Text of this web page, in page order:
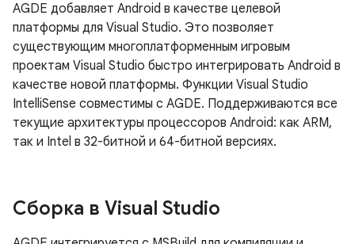
AGDE добавляет Android в качестве целевой
платформы для Visual Studio. Это позволяет
существующим многоплатформенным игровым
проектам Visual Studio быстро интегрировать Android в
качестве новой платформы. Функции Visual Studio
IntelliSense совместимы с AGDE. Поддерживаются все
текущие архитектуры процессоров Android: как ARM,
так и Intel в 32-битной и 64-битной версиях.
Сборка в Visual Studio